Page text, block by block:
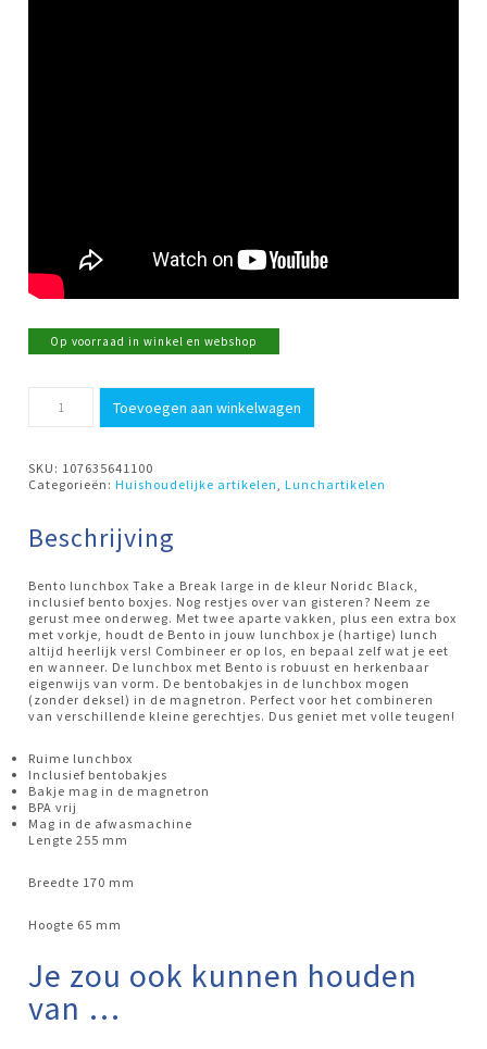
Op voorraad in winkel en webshop
Black
Mepal
Toevoegen aan winkelwagen
SKU: 107635641100
Categorieën:Huishoudelijke artikelen ,Lunchartikelen
Beschrijving
Bento lunchbox Take a Break large in de kleur Noridc Black,
inclusief bento boxjes. Nog restjes over van gisteren? Neem ze
gerust mee onderweg. Met twee aparte vakken, plus een extra box
met vorkje, houdt de Bento in jouw lunchbox je (hartige) lunch
altijd heerlijk vers! Combineer er op los, en bepaal zelf wat je eet
en wanneer. De lunchbox met Bento is robuust en herkenbaar
eigenwijs van vorm. De bentobakjes in de lunchbox mogen
(zonder deksel) in de magnetron. Perfect voor het combineren
van verschillende kleine gerechtjes. Dus geniet met volle teugen!
Ruime lunchbox
Inclusief bentobakjes
Bakje mag in de magnetron
BPA vrij
Mag in de afwasmachine
Lengte 255 mm
Breedte 170 mm
Hoogte 65 mm
Je zou ook kunnen houden
van …